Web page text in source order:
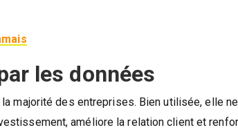
les données
majorité des entreprises. Bien utilisée, elle
améliore la relation client et